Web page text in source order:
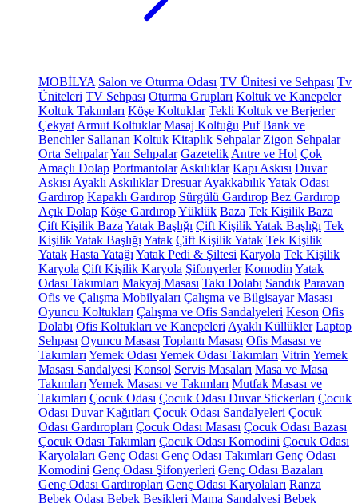
MOBİLYA Salon ve Oturma Odası TV Ünitesi ve Sehpası Tv
Üniteleri TV Sehpası Oturma Grupları Koltuk ve Kanepeler
Koltuk Takımları Köşe Koltuklar Tekli Koltuk ve Berjerler
Çekyat Armut Koltuklar Masaj Koltuğu Puf Bank ve
Benchler Sallanan Koltuk Kitaplık Sehpalar Zigon Sehpalar
Orta SehpalarYan Sehpalar Gazetelik Antre ve Hol Çok
Amaçlı Dolap Portmantolar Askılıklar Kapı Askısı Duvar
Askısı Ayaklı Askılıklar Dresuar AyakkabılıkYatak Odası
Gardırop Kapaklı Gardırop Sürgülü Gardırop Bez Gardırop
Açık Dolap Köşe GardıropYüklük Baza Tek Kişilik Baza
Çift Kişilik Baza Yatak Başlığı Çift Kişilik Yatak Başlığı Tek
Kişilik Yatak Başlığı Yatak Çift Kişilik Yatak Tek Kişilik
Yatak Hasta Yatağı Yatak Pedi & Şiltesi Karyola Tek Kişilik
Karyola Çift Kişilik Karyola Şifonyerler Komodin Yatak
Odası Takımları Makyaj Masası Takı Dolabı Sandık Paravan
Ofis ve Çalışma Mobilyaları Çalışma ve Bilgisayar Masası
Oyuncu Koltukları Çalışma ve Ofis Sandalyeleri Keson Ofis
Dolabı Ofis Koltukları ve Kanepeleri Ayaklı Küllükler Laptop
Sehpası Oyuncu Masası Toplantı Masası Ofis Masası ve
Takımları Yemek Odası Yemek Odası Takımları Vitrin Yemek
Masası Sandalyesi Konsol Servis Masaları Masa ve Masa
Takımları Yemek Masası ve Takımları Mutfak Masası ve
Takımları Çocuk Odası Çocuk Odası Duvar Stickerları Çocuk
Odası Duvar Kağıtları Çocuk Odası Sandalyeleri Çocuk
Odası Gardıropları Çocuk Odası Masası Çocuk Odası Bazası
Çocuk Odası Takımları Çocuk Odası Komodini Çocuk Odası
Karyolaları Genç Odası Genç Odası Takımları Genç Odası
Komodini Genç Odası Şifonyerleri Genç Odası Bazaları
Genç Odası Gardıropları Genç Odası Karyolaları Ranza
Bebek Odası Bebek Beşikleri Mama Sandalyesi Bebek